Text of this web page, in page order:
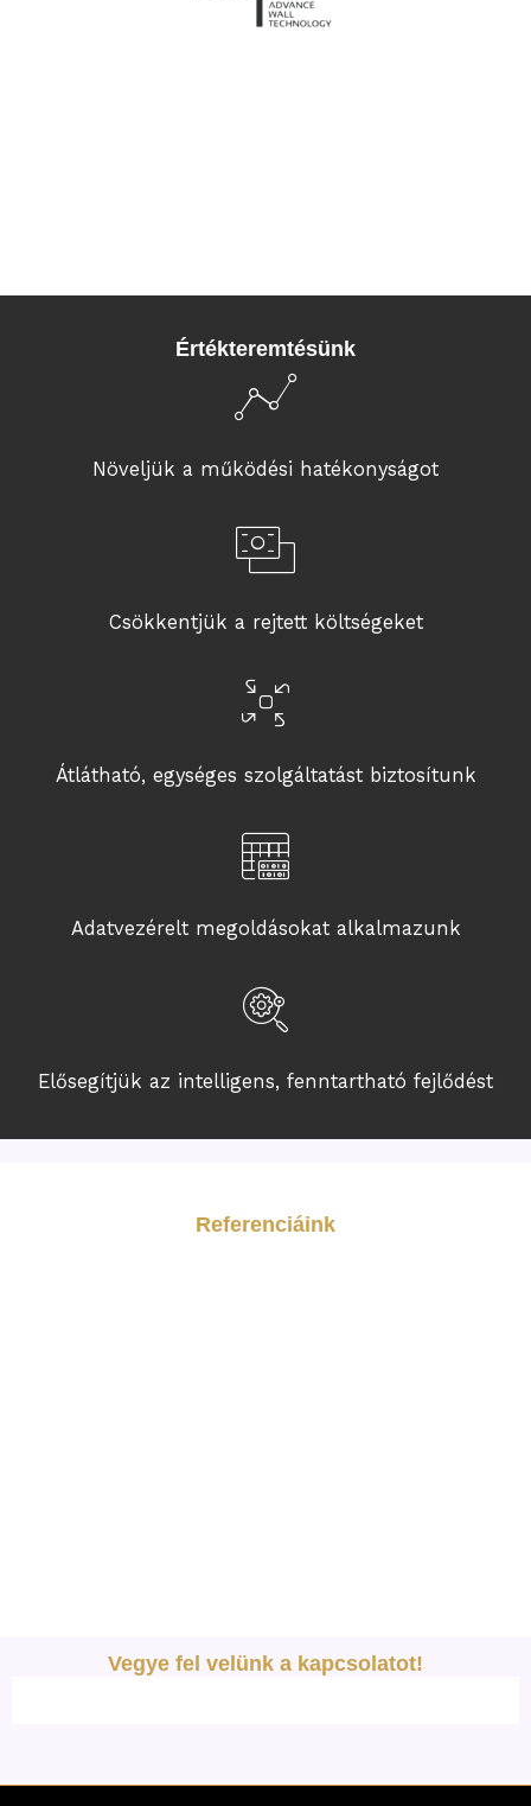
Értékteremtésünk
Növeljük a működési hatékonyságot
Csökkentjük a rejtett költségeket
Átlátható, egységes szolgáltatást biztosítunk
Adatvezérelt megoldásokat alkalmazunk
Elősegítjük az intelligens, fenntartható fejlődést
Referenciáink
Vegye fel velünk a kapcsolatot!